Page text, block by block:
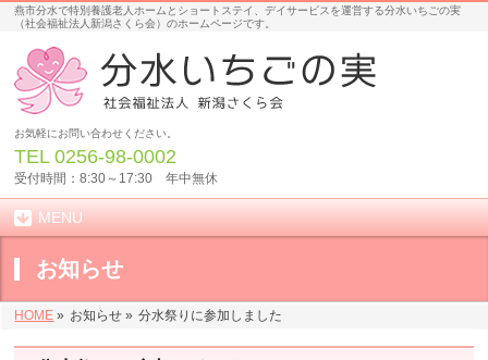
燕市分水で特別養護老人ホームとショートステイ、デイサービスを運営する分水いちごの実
（社会福祉法人新潟さくら会）のホームページです。
お気軽にお問い合わせください。
TEL0256-98-0002
受付時間：8:30～17:30 年中無休
MENU
お知らせ
HOME » お知らせ » 分水祭りに参加しました